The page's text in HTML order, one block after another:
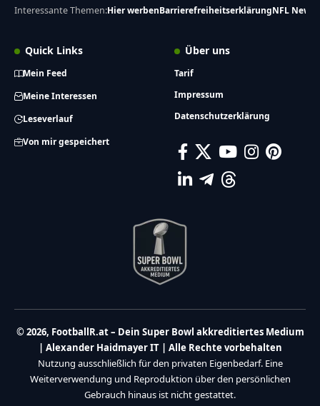
Interessante Themen:Hier werbenBarrierefreiheitserklärungNFL News
Quick Links
Mein Feed
Meine Interessen
Leseverlauf
Von mir gespeichert
Über uns
Tarif
Impressum
Datenschutzerklärung
© 2026, FootballR.at – Dein Super Bowl akkreditiertes Medium
| Alexander Haidmayer IT | Alle Rechte vorbehalten
Nutzung ausschließlich für den privaten Eigenbedarf. Eine
Weiterverwendung und Reproduktion über den persönlichen
Gebrauch hinaus ist nicht gestattet.